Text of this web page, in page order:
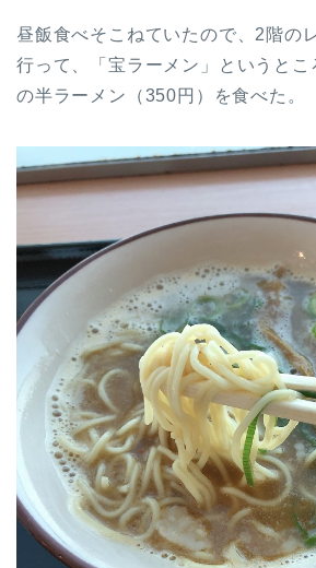
昼飯食べそこねていたので、2階の
行って、「宝ラーメン」というとこ
の半ラーメン（350円）を食べた。